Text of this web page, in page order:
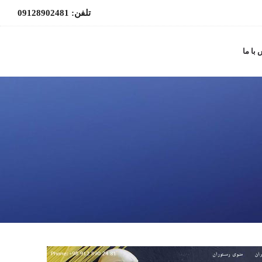
تلفن: 09128902481
با ما